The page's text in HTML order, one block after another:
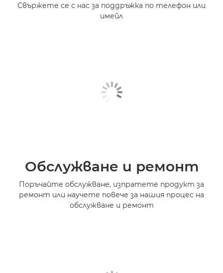
Свържете се с нас за поддръжка по телефон или
имейл
Обслужване и ремонт
Поръчайте обслужване, изпратете продукт за
ремонт или научете повече за нашия процес на
обслужване и ремонт